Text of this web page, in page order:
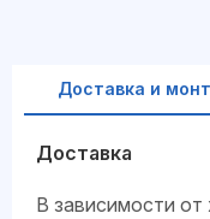
Доставка и
Доставка
В зависимости от